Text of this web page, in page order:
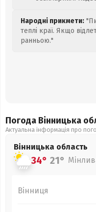
Народні прикмети:
теплі краї. Якщо
ранньою."
Погода Вінницька
Актуальна інформація про
Вінницька область
34° 21°
Вінниця